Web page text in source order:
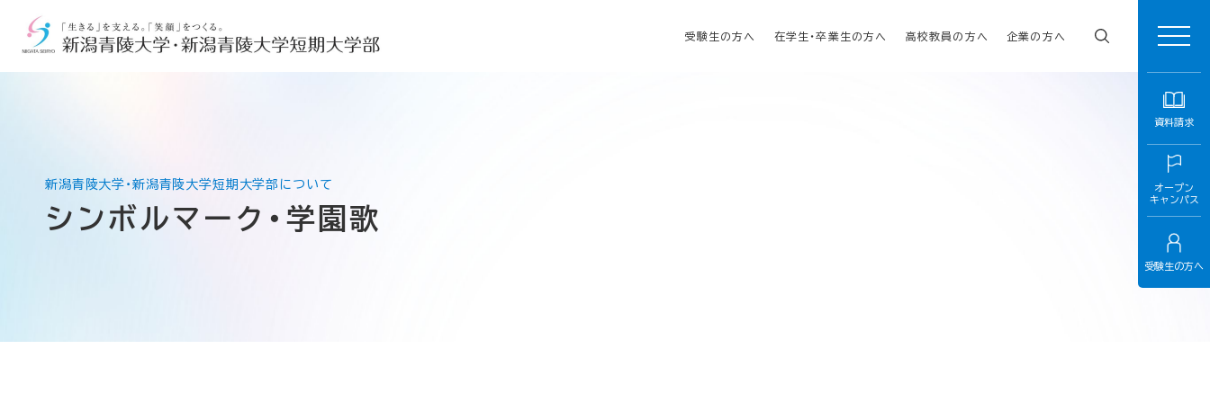
資料請求
オープン
キャンパス
受験生の方へ
受験生の方へ 在学生・卒業生の方へ 高校教員の方へ 企業の方へ
シンボルマーク・学園歌